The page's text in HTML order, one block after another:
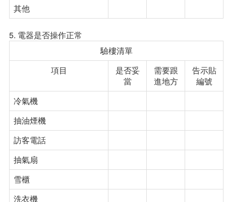
其他
5. 電器是否操作正常
驗樓清單
項目
是否妥
當
需要跟
進地方
告示貼
編號
冷氣機
抽油煙機
訪客電話
抽氣扇
雪櫃
洗衣機